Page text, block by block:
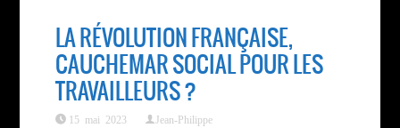
LA RÉVOLUTION FRANÇAISE,
CAUCHEMAR SOCIAL POUR LES
TRAVAILLEURS ?
15 mai 2023
Jean-Philippe